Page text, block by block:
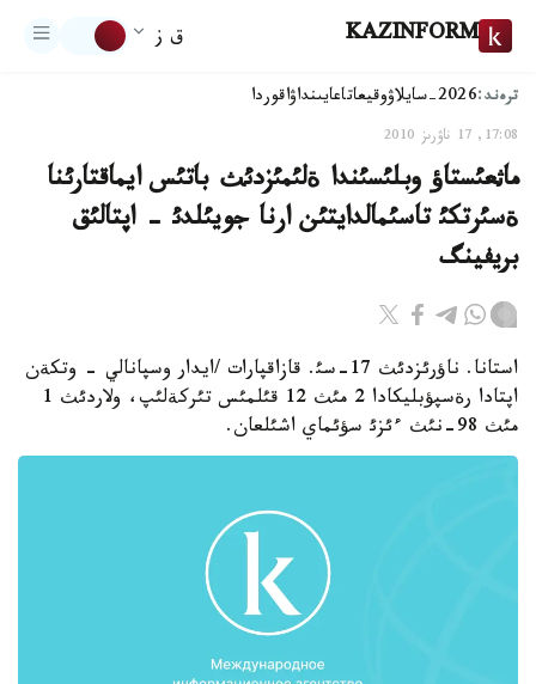
KAZINFORM ق ز
ترەند:2026-سايلاۋ وقيعاتاعايىنداۋاقوردا
17:08, 17 ناۋرىز 2010
ماثعئستاؤ وبلئسئندا ةلئمئزدئث باتئس ايماقتارئنا
ةسئرتكئ تاسئمالدايتئن ارنا جويئلدئ - اپتالئق
بريفينگ
استانا. ناؤرئزدئث 17-سئ. قازاقپارات /ايدار وسپانالي - وتكةن
اپتادا رةسپؤبليكادا 2 مئث 12 قئلمئس تئركةلئپ، ولاردئث 1
مئث 98-نئث ءئزئ سؤئماي اشئلعان.